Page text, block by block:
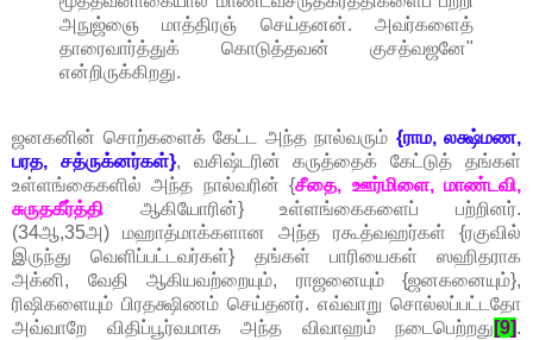
அநுஜ்ஞை மாத்திரஞ் செய்தனன். அவர்களைத்
தாரைவார்த்துக் கொடுத்தவன் குசத்வஜனே"
என்றிருக்கிறது.
ஜனகனின் சொற்களைக் கேட்ட அந்த நால்வரும் {ராம, லக்ஷ்மண,
பரத, சத்ருக்னர்கள்}, வசிஷ்டரின் கருத்தைக் கேட்டுத் தங்கள்
உள்ளங்கைகளில் அந்த நால்வரின் {சீதை, ஊர்மிளை, மாண்டவி,
சுருதகீர்த்தி ஆகியோரின்} உள்ளங்கைகளைப் பற்றினர்.
(34ஆ,35அ) மஹாத்மாக்களான அந்த ரகூத்வஹர்கள் {ரகுவில்
இருந்து வெளிப்பட்டவர்கள்} தங்கள் பாரியைகள் ஸஹிதராக
அக்னி, வேதி ஆகியவற்றையும், ராஜனையும் {ஜனகனையும்},
ரிஷிகளையும் பிரதக்ஷிணம் செய்தனர். எவ்வாறு சொல்லப்பட்டதோ
அவ்வாறே விதிப்பூர்வமாக அந்த விவாஹம் நடைபெற்றது [9].